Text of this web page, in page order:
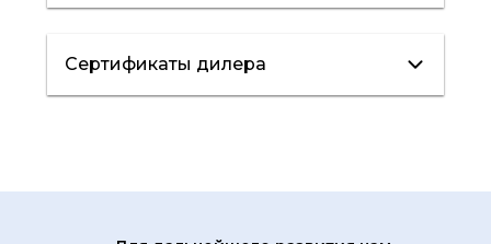
Термостаты
давления
Сертификаты дилера